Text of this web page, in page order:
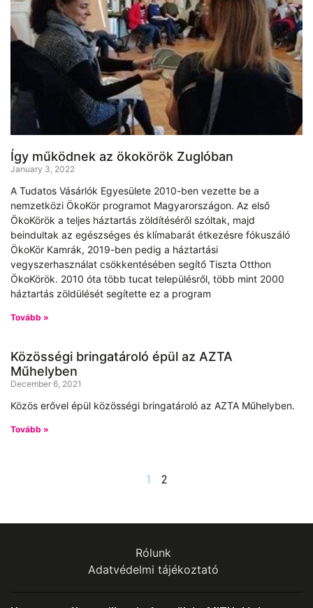
Így működnek az ökokörök Zuglóban
January 3, 2022
A Tudatos Vásárlók Egyesülete 2010-ben vezette be a
nemzetközi ÖkoKör programot Magyarországon. Az első
ÖkoKörök a teljes háztartás zöldítéséről szóltak, majd
beindultak az egészséges és klímabarát étkezésre fókuszáló
ÖkoKör Kamrák, 2019-ben pedig a háztartási
vegyszerhasználat csökkentésében segítő Tiszta Otthon
ÖkoKörök. 2010 óta több tucat településről, több mint 2000
háztartás zöldülését segítette ez a program
Tovább »
Közösségi bringatároló épül az AZTA
Műhelyben
December 6, 2021
Közös erővel épül közösségi bringatároló az AZTA Műhelyben.
Tovább »
1 2
Rólunk
Adatvédelmi tájékoztató